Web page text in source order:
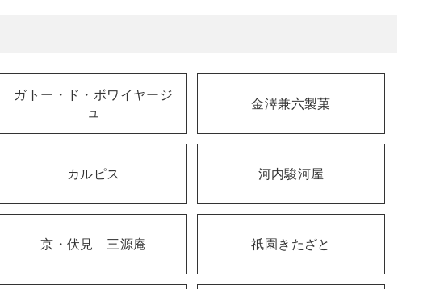
ガトー・ド・ボワイヤージ
ュ
金澤兼六製菓
カルピス 河内駿河屋
京・伏見 三源庵 祇園きたざと